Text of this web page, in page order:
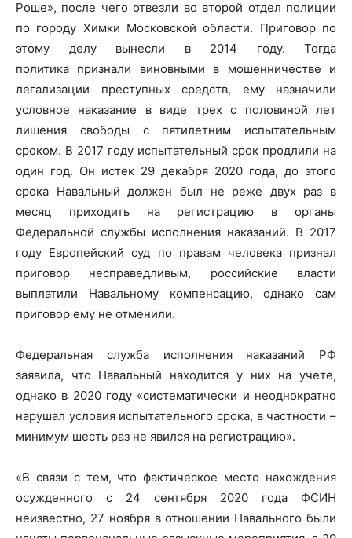
Роше», после чего отвезли во второй отдел полиции
по городу Химки Московской области. Приговор по
этому делу вынесли в 2014 году. Тогда
политика признали виновными в мошенничестве и
легализации преступных средств, ему назначили
условное наказание в виде трех с половиной лет
лишения свободы с пятилетним испытательным
сроком. В 2017 году испытательный срок продлили на
один год. Он истек 29 декабря 2020 года, до этого
срока Навальный должен был не реже двух раз в
месяц приходить на регистрацию в органы
Федеральной службы исполнения наказаний. В 2017
году Европейский суд по правам человека признал
приговор несправедливым, российские власти
выплатили Навальному компенсацию, однако сам
приговор ему не отменили.
Федеральная служба исполнения наказаний РФ
заявила, что Навальный находится у них на учете,
однако в 2020 году «систематически и неоднократно
нарушал условия испытательного срока, в частности –
минимум шесть раз не явился на регистрацию».
«В связи с тем, что фактическое место нахождения
осужденного с 24 сентября 2020 года ФСИН
неизвестно, 27 ноября в отношении Навального были